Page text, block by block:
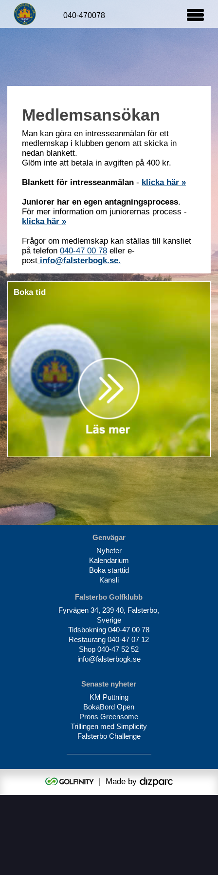
Medlemsansökan
Man kan göra en intresseanmälan för ett
medlemskap i klubben genom att skicka in
nedan blankett.
Glöm inte att betala in avgiften på 400 kr.
Blankett för intresseanmälan - klicka här »
Juniorer har en egen antagningsprocess.
För mer information om juniorernas process -
klicka här »
Frågor om medlemskap kan ställas till kansliet
på telefon 040-47 00 78 eller e-
post info@falsterbogk.se.
Boka tid
Genvägar
Nyheter
Kalendarium
Boka starttid
Kansli
Falsterbo Golfklubb
Fyrvägen 34, 239 40, Falsterbo,
Sverige
Tidsbokning040-47 00 78
Restaurang040-47 07 12
Shop040-47 52 52
info@falsterbogk.se
Senaste nyheter
KM Puttning
BokaBord Open
Prons Greensome
Trillingen med Simplicity
Falsterbo Challenge
| Made by